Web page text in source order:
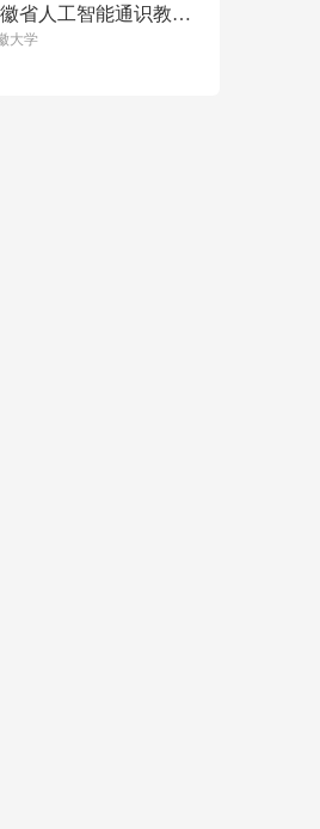
安徽省人工智能通识教育中心
大学